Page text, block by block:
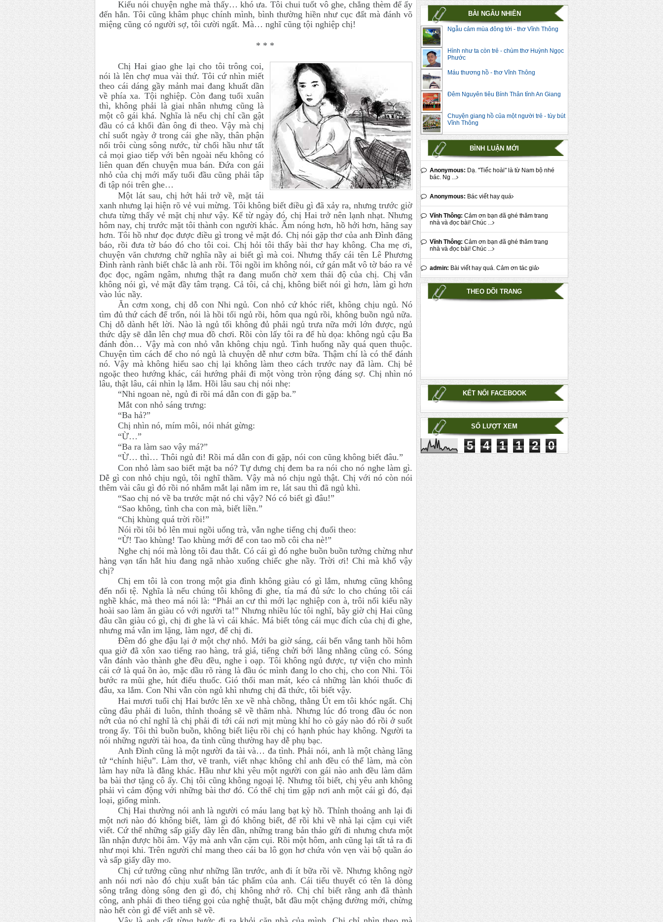
BÀI NGẪU NHIÊN
Ngẫu cảm mùa đông tới - thơ Vĩnh Thông
Hình như ta còn trẻ - chùm thơ Huỳnh Ngọc
Phước
Máu thương hồ - thơ Vĩnh Thông
Đêm Nguyên tiêu Bính Thân tỉnh An Giang
Chuyện giang hồ của một người trẻ - tùy bút
Vĩnh Thông
BÌNH LUẬN MỚI
Anonymous: Dạ. "Tiếc hoài" là từ Nam bộ nhé
bác. Ng ...
Anonymous: Bác viết hay quá
Vĩnh Thông: Cảm ơn bạn đã ghé thăm trang
nhà và đọc bài! Chúc ...
Vĩnh Thông: Cảm ơn bạn đã ghé thăm trang
nhà và đọc bài! Chúc ...
admin: Bài viết hay quá. Cảm ơn tác giả
THEO DÕI TRANG
KẾT NỐI FACEBOOK
SỐ LƯỢT XEM
5 4 1 1 2 0
Kiểu nói chuyện nghe mà thấy… khó ưa. Tôi chui tuốt vô ghe, chẳng thèm để ấy
đến hắn. Tôi cũng khâm phục chính mình, bình thường hiền như cục đất mà đánh võ
miệng cũng có người sợ, tôi cười ngất. Mà… nghĩ cũng tội nghiệp chị!
* * *
Chị Hai giao ghe lại cho tôi trông coi,
nói là lên chợ mua vài thứ. Tôi cứ nhìn miết
theo cái dáng gầy mảnh mai đang khuất dần
về phía xa. Tội nghiệp. Còn đang tuổi xuân
thì, không phải là giai nhân nhưng cũng là
một cô gái khá. Nghĩa là nếu chị chỉ cần gật
đầu có cả khối đàn ông đi theo. Vậy mà chị
chỉ suốt ngày ở trong cái ghe nầy, thân phận
nổi trôi cùng sông nước, từ chối hầu như tất
cả mọi giao tiếp với bên ngoài nếu không có
liên quan đến chuyện mua bán. Đứa con gái
nhỏ của chị mới mấy tuổi đầu cũng phải tâp
đi tập nói trên ghe…
Một lát sau, chị hớt hải trở về, mặt tái
xanh nhưng lại hiện rõ vẻ vui mừng. Tôi không biết điều gì đã xảy ra, nhưng trước giờ
chưa từng thấy vẻ mặt chị như vậy. Kể từ ngày đó, chị Hai trở nên lạnh nhạt. Nhưng
hôm nay, chị trước mặt tôi thành con người khác. Ấm nóng hơn, hồ hởi hơn, hăng say
hơn. Tôi hồ như đọc được điều gì trong vẻ mặt đó. Chị nói gặp thơ của anh Đình đăng
báo, rồi đưa tờ báo đó cho tôi coi. Chị hỏi tôi thấy bài thơ hay không. Cha mẹ ơi,
chuyện văn chương chữ nghĩa nầy ai biết gì mà coi. Nhưng thấy cái tên Lê Phương
Đình rành rành biết chắc là anh rồi. Tôi ngồi im không nói, cứ gán mắt vô tờ báo ra vẻ
đọc đọc, ngâm ngâm, nhưng thật ra đang muốn chờ xem thái độ của chị. Chị vẫn
không nói gì, vẻ mặt đầy tâm trạng. Cả tôi, cả chị, không biết nói gì hơn, làm gì hơn
vào lúc nầy.
Ăn cơm xong, chị dỗ con Nhi ngủ. Con nhỏ cứ khóc riết, không chịu ngủ. Nó
tìm đủ thứ cách để trốn, nói là hồi tối ngủ rồi, hôm qua ngủ rồi, không buồn ngủ nữa.
Chị dỗ dành hết lời. Nào là ngủ tối không đủ phải ngủ trưa nữa mới lớn được, ngủ
thức dậy sẽ dẫn lên chợ mua đồ chơi. Rồi còn lấy tôi ra để hù dọa: không ngủ cậu Ba
đánh đòn… Vậy mà con nhỏ vẫn không chịu ngủ. Tình huống nầy quá quen thuộc.
Chuyện tìm cách để cho nó ngủ là chuyện dễ như cơm bữa. Thậm chí là có thể đánh
nó. Vậy mà không hiểu sao chị lại không làm theo cách trước nay đã làm. Chị bẻ
ngoặc theo hướng khác, cái hướng phải đi một vòng tròn rộng đáng sợ. Chị nhìn nó
lâu, thật lâu, cái nhìn lạ lắm. Hồi lâu sau chị nói nhẹ:
“Nhi ngoan nè, ngủ đi rồi má dẫn con đi gặp ba.”
Mắt con nhỏ sáng trưng:
“Ba hả?”
Chị nhìn nó, mím môi, nói nhát gừng:
“Ừ…”
“Ba ra làm sao vậy má?”
“Ừ… thì… Thôi ngủ đi! Rồi má dẫn con đi gặp, nói con cũng không biết đâu.”
Con nhỏ làm sao biết mặt ba nó? Tự dưng chị đem ba ra nói cho nó nghe làm gì.
Dễ gì con nhỏ chịu ngủ, tôi nghĩ thầm. Vậy mà nó chịu ngủ thật. Chị với nó còn nói
thêm vài câu gì đó rồi nó nhắm mắt lại nằm im re, lát sau thì đã ngủ khì.
“Sao chị nó về ba trước mặt nó chi vậy? Nó có biết gì đâu!”
“Sao không, tình cha con mà, biết liền.”
“Chị khùng quá trời rồi!”
Nói rồi tôi bỏ lên mui ngồi uống trà, vẫn nghe tiếng chị đuổi theo:
“Ừ! Tao khùng! Tao khùng mới để con tao mồ côi cha nè!”
Nghe chị nói mà lòng tôi đau thắt. Có cái gì đó nghe buồn buồn tưởng chừng như
hàng vạn tấn hắt hiu đang ngã nhào xuống chiếc ghe nầy. Trời ơi! Chi mà khổ vậy
chị?
Chị em tôi là con trong một gia đình không giàu có gì lắm, nhưng cũng không
đến nổi tệ. Nghĩa là nếu chúng tôi không đi ghe, tía má đủ sức lo cho chúng tôi cái
nghề khác, mà theo má nói là: “Phải an cư thì mới lạc nghiệp con à, trôi nổi kiểu nầy
hoài sao làm ăn giàu có với người ta!” Nhưng nhiều lúc tôi nghĩ, bây giờ chị Hai cũng
đâu cần giàu có gì, chị đi ghe là vì cái khác. Má biết tỏng cái mục đích của chị đi ghe,
nhưng má vẫn im lặng, làm ngơ, để chị đi.
Đêm đó ghe đậu lại ở một chợ nhỏ. Mới ba giờ sáng, cái bến vắng tanh hồi hôm
qua giờ đã xôn xao tiếng rao hàng, trả giá, tiếng chửi bới lằng nhằng cũng có. Sóng
vẫn đánh vào thành ghe đều đều, nghe ì oạp. Tôi không ngủ được, tự viện cho mình
cái cớ là quá ồn ào, mặc dầu rõ ràng là đầu óc mình đang lo cho chị, cho con Nhi. Tôi
bước ra mũi ghe, hút điếu thuốc. Gió thổi man mát, kéo cả những làn khói thuốc đi
đâu, xa lắm. Con Nhi vẫn còn ngủ khì nhưng chị đã thức, tôi biết vậy.
Hai mươi tuổi chị Hai bước lên xe về nhà chồng, thằng Út em tôi khóc ngất. Chị
cũng đâu phải đi luôn, thỉnh thoảng sẽ về thăm nhà. Nhưng lúc đó trong đầu óc non
nớt của nó chỉ nghĩ là chị phải đi tới cái nơi mịt mùng khỉ ho cò gáy nào đó rồi ở suốt
trong ấy. Tôi thì buồn buồn, không biết liệu rồi chị có hạnh phúc hay không. Người ta
nói những người tài hoa, đa tình cũng thường hay dễ phụ bạc.
Anh Đình cũng là một người đa tài và… đa tình. Phải nói, anh là một chàng lãng
tử “chính hiệu”. Làm thơ, vẽ tranh, viết nhạc không chỉ anh đều có thể làm, mà còn
làm hay nữa là đằng khác. Hầu như khi yêu một người con gái nào anh đều làm dăm
ba bài thơ tặng cô ấy. Chị tôi cũng không ngoại lệ. Nhưng tôi biết, chị yêu anh không
phải vì cảm động với những bài thơ đó. Có thể chị tìm gặp nơi anh một cái gì đó, đại
loại, giống mình.
Chị Hai thường nói anh là người có máu lang bạt kỳ hồ. Thỉnh thoảng anh lại đi
một nơi nào đó không biết, làm gì đó không biết, để rồi khi về nhà lại cặm cụi viết
viết. Cứ thế những sấp giấy dầy lên dần, những trang bản thảo gửi đi nhưng chưa một
lần nhận được hồi âm. Vậy mà anh vẫn cặm cụi. Rồi một hôm, anh cũng lại tất tả ra đi
như mọi khi. Trên người chỉ mang theo cái ba lô gọn hơ chứa vỏn vẹn vài bộ quần áo
và sấp giấy dầy mo.
Chị cứ tưởng cũng như những lần trước, anh đi ít bữa rồi về. Nhưng không ngờ
anh nói nơi nào đó chịu xuất bản tác phẩm của anh. Cái tiểu thuyết có tên là dòng
sông trắng dòng sông đen gì đó, chị không nhớ rõ. Chị chỉ biết rằng anh đã thành
công, anh phải đi theo tiếng gọi của nghệ thuật, bắt đầu một chặng đường mới, chừng
nào hết còn gì để viết anh sẽ về.